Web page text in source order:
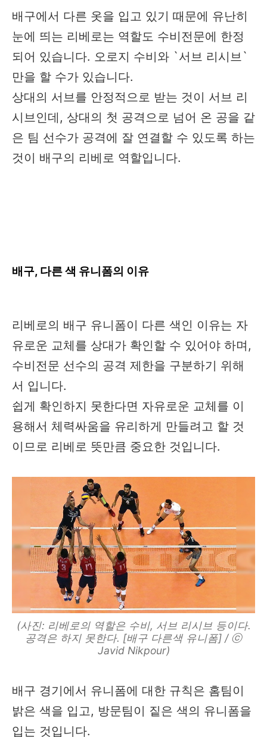
배구에서 다른 옷을 입고 있기 때문에 유난히
눈에 띄는 리베로는 역할도 수비전문에 한정
되어 있습니다. 오로지 수비와 `서브 리시브`
만을 할 수가 있습니다.
상대의 서브를 안정적으로 받는 것이 서브 리
시브인데, 상대의 첫 공격으로 넘어 온 공을 같
은 팀 선수가 공격에 잘 연결할 수 있도록 하는
것이 배구의 리베로 역할입니다.
배구, 다른 색 유니폼의 이유
리베로의 배구 유니폼이 다른 색인 이유는 자
유로운 교체를 상대가 확인할 수 있어야 하며,
수비전문 선수의 공격 제한을 구분하기 위해
서 입니다.
쉽게 확인하지 못한다면 자유로운 교체를 이
용해서 체력싸움을 유리하게 만들려고 할 것
이므로 리베로 뜻만큼 중요한 것입니다.
(사진: 리베로의 역할은 수비, 서브 리시브 등이다.
공격은 하지 못한다. [배구 다른색 유니폼] / ⓒ
Javid Nikpour)
배구 경기에서 유니폼에 대한 규칙은 홈팀이
밝은 색을 입고, 방문팀이 짙은 색의 유니폼을
입는 것입니다.